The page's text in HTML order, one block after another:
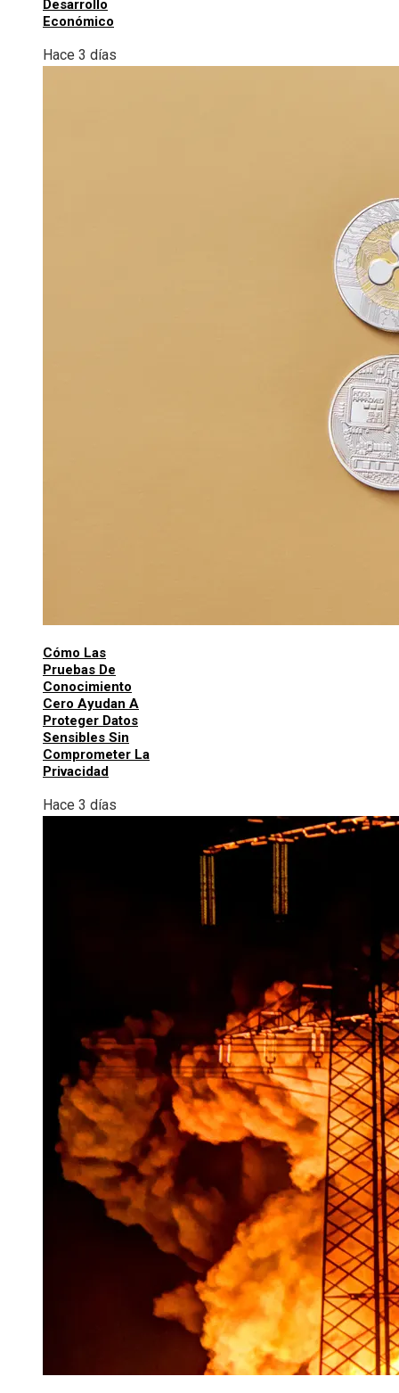
Desarrollo
Económico
Hace 3 días
Cómo Las
Pruebas De
Conocimiento
Cero Ayudan A
Proteger Datos
Sensibles Sin
Comprometer La
Privacidad
Hace 3 días